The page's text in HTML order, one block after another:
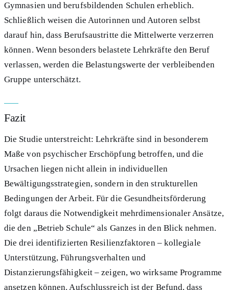
Gymnasien und berufsbildenden Schulen erheblich.
Schließlich weisen die Autorinnen und Autoren selbst
darauf hin, dass Berufsaustritte die Mittelwerte verzerren
können. Wenn besonders belastete Lehrkräfte den Beruf
verlassen, werden die Belastungswerte der verbleibenden
Gruppe unterschätzt.
Fazit
Die Studie unterstreicht: Lehrkräfte sind in besonderem
Maße von psychischer Erschöpfung betroffen, und die
Ursachen liegen nicht allein in individuellen
Bewältigungsstrategien, sondern in den strukturellen
Bedingungen der Arbeit. Für die Gesundheitsförderung
folgt daraus die Notwendigkeit mehrdimensionaler Ansätze,
die den „Betrieb Schule“ als Ganzes in den Blick nehmen.
Die drei identifizierten Resilienzfaktoren – kollegiale
Unterstützung, Führungsverhalten und
Distanzierungsfähigkeit – zeigen, wo wirksame Programme
ansetzen können. Aufschlussreich ist der Befund, dass